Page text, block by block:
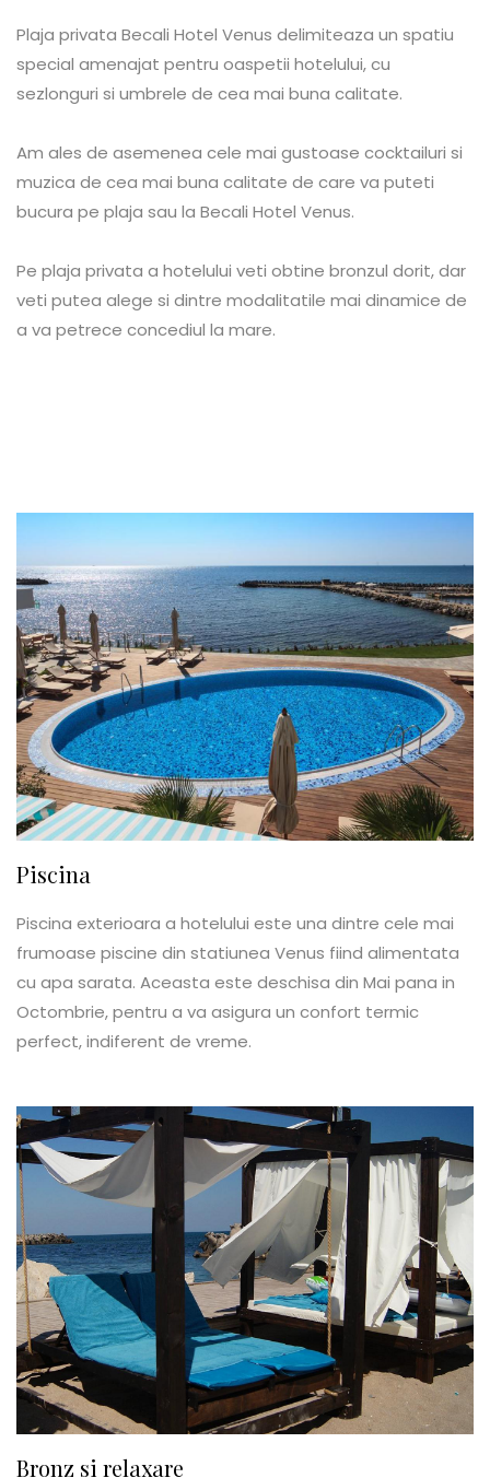
Plaja privata Becali Hotel Venus delimiteaza un spatiu
special amenajat pentru oaspetii hotelului, cu
sezlonguri si umbrele de cea mai buna calitate.
Am ales de asemenea cele mai gustoase cocktailuri si
muzica de cea mai buna calitate de care va puteti
bucura pe plaja sau la Becali Hotel Venus.
Pe plaja privata a hotelului veti obtine bronzul dorit, dar
veti putea alege si dintre modalitatile mai dinamice de
a va petrece concediul la mare.
Piscina
Piscina exterioara a hotelului este una dintre cele mai
frumoase piscine din statiunea Venus fiind alimentata
cu apa sarata. Aceasta este deschisa din Mai pana in
Octombrie, pentru a va asigura un confort termic
perfect, indiferent de vreme.
Bronz si relaxare